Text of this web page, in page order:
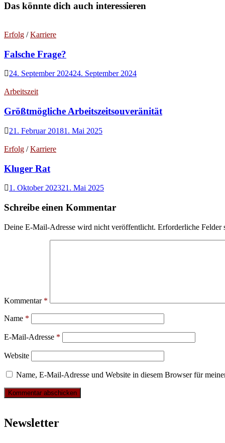
Das könnte dich auch interessieren
Erfolg /Karriere
Falsche Frage?
24. September 202424. September 2024
Arbeitszeit
Größtmögliche Arbeitszeitsouveränität
21. Februar 20181. Mai 2025
Erfolg /Karriere
Kluger Rat
1. Oktober 202321. Mai 2025
Schreibe einen Kommentar
Deine E-Mail-Adresse wird nicht veröffentlicht. Erforderliche Felder
Kommentar *
Name *
E-Mail-Adresse *
Website
Name, E-Mail-Adresse und Website in diesem Browser für
Newsletter